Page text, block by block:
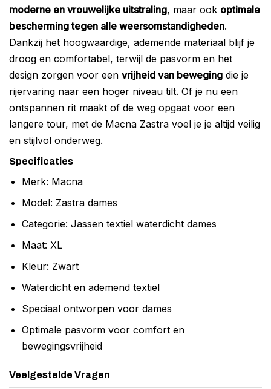
moderne en vrouwelijke uitstraling, maar ook optimale
bescherming tegen alle weersomstandigheden.
Dankzij het hoogwaardige, ademende materiaal blijf je
droog en comfortabel, terwijl de pasvorm en het
design zorgen voor een vrijheid van beweging die je
rijervaring naar een hoger niveau tilt. Of je nu een
ontspannen rit maakt of de weg opgaat voor een
langere tour, met de Macna Zastra voel je je altijd veilig
en stijlvol onderweg.
Specificaties
Merk: Macna
Model: Zastra dames
Categorie: Jassen textiel waterdicht dames
Maat: XL
Kleur: Zwart
Waterdicht en ademend textiel
Speciaal ontworpen voor dames
Optimale pasvorm voor comfort en
bewegingsvrijheid
Veelgestelde Vragen